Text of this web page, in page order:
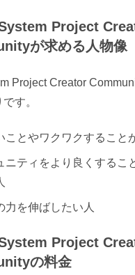
Project
が求める人物像
Project Creator
す。
ことやワクワクすること
ニティをより良くするこ
力を伸ばしたい人
Project
の料金